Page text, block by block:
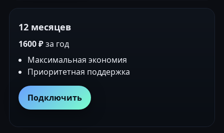
12 месяцев
1600 ₽за год
Максимальная экономия
Приоритетная поддержка
Подключить